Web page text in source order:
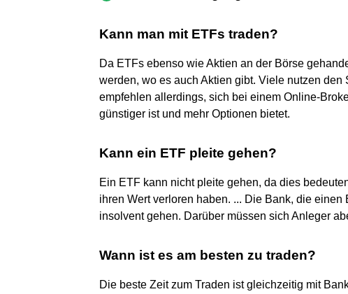
Kann man mit ETFs traden?
Da ETFs ebenso wie Aktien an der Börse
werden, wo es auch Aktien gibt. Viele nutzen
empfehlen allerdings, sich bei einem Online-
günstiger ist und mehr Optionen bietet.
Kann ein ETF pleite gehen?
Ein ETF kann nicht pleite gehen, da dies
ihren Wert verloren haben. ... Die Bank, die einen
insolvent gehen. Darüber müssen sich Anleger
Wann ist es am besten zu traden?
Die beste Zeit zum Traden ist gleichzeitig mit